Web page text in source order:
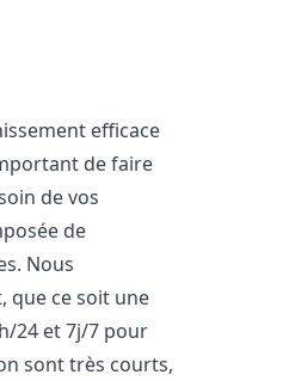
efficace
de faire
de vos
de
Nous
que ce soit une
24 et 7j/7 pour
sont très courts,